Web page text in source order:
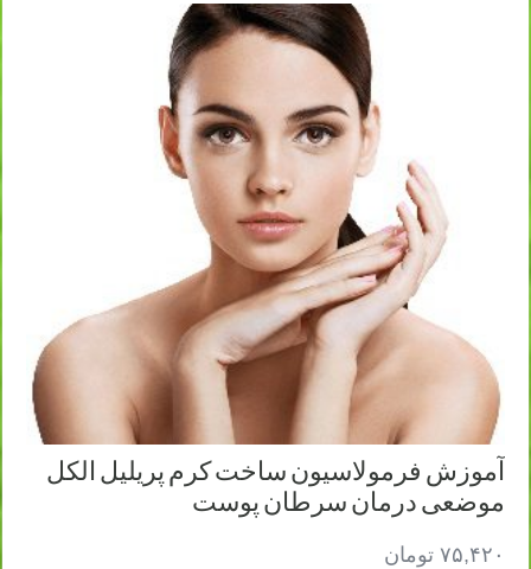
آموزش فرمولاسیون ساخت کرم پریلیل الکل
موضعی درمان سرطان پوست
۷۵,۴۲۰ تومان